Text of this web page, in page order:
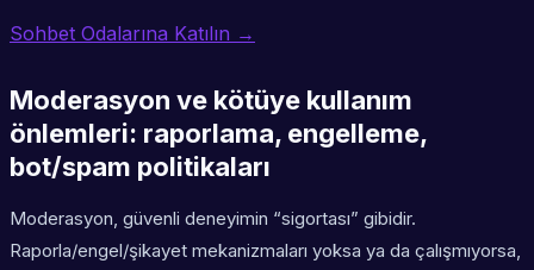
Sohbet Odalarına Katılın →
Moderasyon ve kötüye kullanım
önlemleri: raporlama, engelleme,
bot/spam politikaları
Moderasyon, güvenli deneyimin “sigortası” gibidir.
Raporla/engel/şikayet mekanizmaları yoksa ya da çalışmıyorsa,